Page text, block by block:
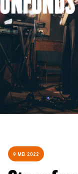
9 MEI 2022